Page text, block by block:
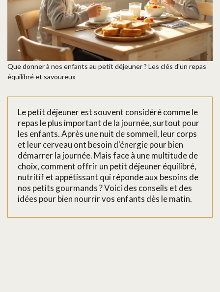
Que donner à nos enfants au petit déjeuner ? Les clés d'un repas
équilibré et savoureux
Le petit déjeuner est souvent considéré comme le
repas le plus important de la journée, surtout pour
les enfants. Après une nuit de sommeil, leur corps
et leur cerveau ont besoin d'énergie pour bien
démarrer la journée. Mais face à une multitude de
choix, comment offrir un petit déjeuner équilibré,
nutritif et appétissant qui réponde aux besoins de
nos petits gourmands ? Voici des conseils et des
idées pour bien nourrir vos enfants dès le matin.